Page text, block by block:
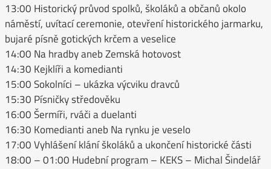
13:00 Historický průvod spolků, školáků a občanů okolo
náměstí, uvítací ceremonie, otevření historického jarmarku,
bujaré písně gotických krčem a veselice
14:00 Na hradby aneb Zemská hotovost
14:30 Kejklíři a komedianti
15:00 Sokolníci – ukázka výcviku dravců
15:30 Písničky středověku
16:00 Šermíři, rváči a duelanti
16:30 Komedianti aneb Na rynku je veselo
17:00 Vyhlášení klání školáků a ukončení historické části
18:00 – 01:00 Hudební program – KEKS – Michal Šindelář